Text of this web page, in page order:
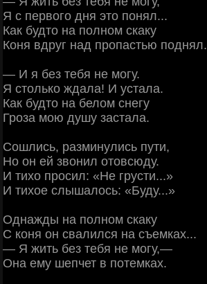
Я с первого дня это понял...
Как будто на полном скаку
Коня вдруг над пропастью поднял.
— И я без тебя не могу.
Я столько ждала! И устала.
Как будто на белом снегу
Гроза мою душу застала.
Сошлись, разминулись пути,
Но он ей звонил отовсюду.
И тихо просил: «Не грусти...»
И тихое слышалось: «Буду...»
Однажды на полном скаку
С коня он свалился на съемках...
— Я жить без тебя не могу,—
Она ему шепчет в потемках.